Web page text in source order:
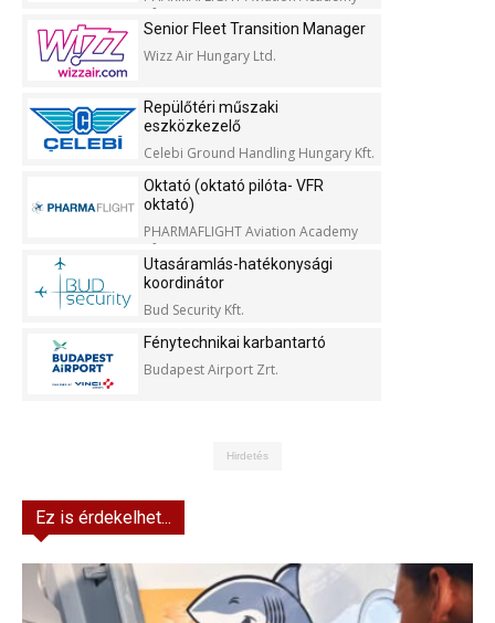
Kft.
Senior Fleet Transition Manager
Wizz Air Hungary Ltd.
Repülőtéri műszaki
eszközkezelő
Celebi Ground Handling Hungary Kft.
Oktató (oktató pilóta- VFR
oktató)
PHARMAFLIGHT Aviation Academy
Kft.
Utasáramlás-hatékonysági
koordinátor
Bud Security Kft.
Fénytechnikai karbantartó
Budapest Airport Zrt.
Hirdetés
Ez is érdekelhet...